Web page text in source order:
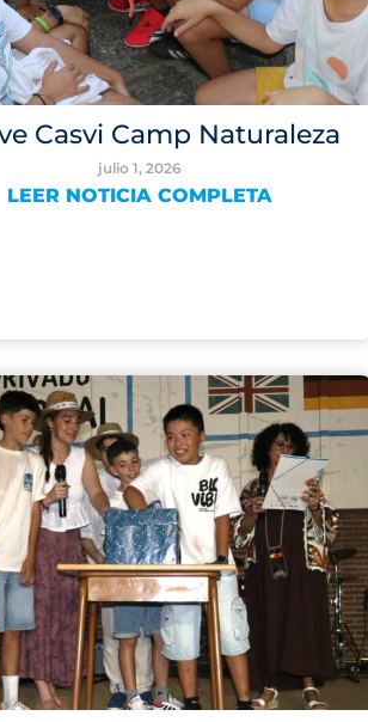
Casvi Camp Naturaleza
julio 1, 2026
LEER NOTICIA COMPLETA